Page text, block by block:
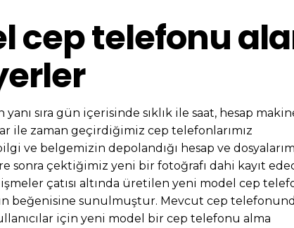
cep telefonu
sıra gün içerisinde sıklık ile saat, hesap
ile zaman geçirdiğimiz cep telefonlarımız
ve belgemizin depolandığı hesap ve
sonra çektiğimiz yeni bir fotoğrafı dahi kayıt
çatısı altında üretilen yeni model cep
beğenisine sunulmuştur. Mevcut cep
için yeni model bir cep telefonu alma